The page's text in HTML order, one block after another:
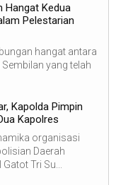
Hangat Kedua
Pelestarian
hangat antara
yang telah
Kapolda Pimpin
Kapolres
organisasi
Daerah
Tri Su...